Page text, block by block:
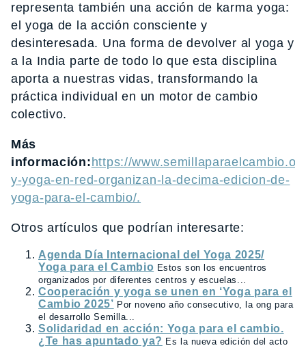
representa también una acción de karma yoga:
el yoga de la acción consciente y
desinteresada. Una forma de devolver al yoga y
a la India parte de todo lo que esta disciplina
aporta a nuestras vidas, transformando la
práctica individual en un motor de cambio
colectivo.
Más
información: https://
y-yoga-en-red-organizan-la-decima-edicion-de-
yoga-para-el-cambio/.
Otros artículos que podrían interesarte:
Agenda Día Internacional del Yoga 2025/
Yoga para el Cambio Estos son los encuentros
organizados por diferentes centros y escuelas...
Cooperación y yoga se unen en ‘Yoga para el
Cambio 2025’ Por noveno año consecutivo, la ong para
el desarrollo Semilla...
Solidaridad en acción: Yoga para el cambio.
¿Te has apuntado ya? Es la nueva edición del acto